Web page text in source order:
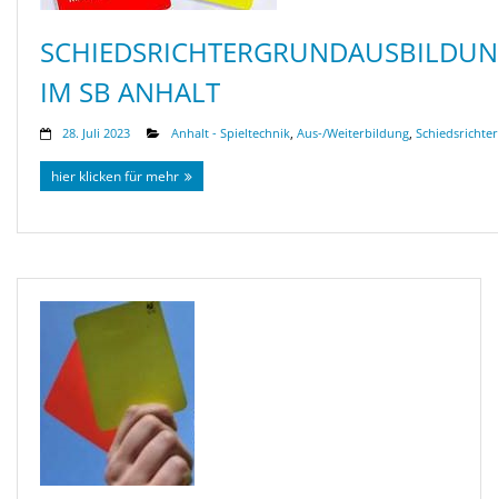
IM SB ANHALT
28. Juli 2023 Anhalt - Spieltechnik Aus-/Weiterbildung Schiedsrichter
hier klicken für mehr